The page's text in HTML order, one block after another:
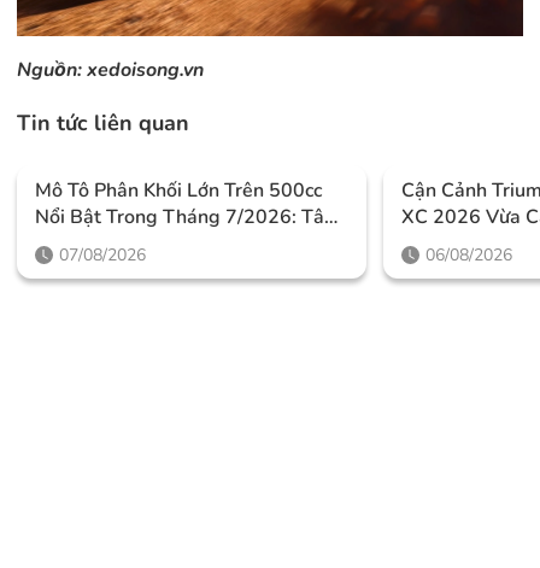
Nguồn:xedoisong.vn
Tin tức liên quan
Mô Tô Phân Khối Lớn Trên 500cc
Nổi Bật Trong Tháng 7/2026: Tâm
Điểm Là Công Nghệ, Phiên Bản
Giới Hạn Và Những Cấu Hình
07/08/2026
Cận Cảnh
XC 2026 Vừa
Thiết Kế Đậm
Mức Giá Dễ
06/08/2026